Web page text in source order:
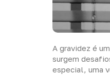
A gravidez é
surgem
especial, uma